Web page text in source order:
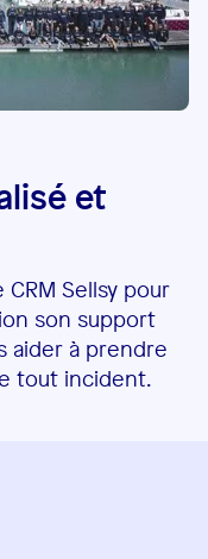
et
Sellsy pour
son support
aider à prendre
tout incident.